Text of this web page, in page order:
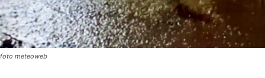
foto meteoweb